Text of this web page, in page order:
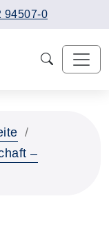
94507-0
–